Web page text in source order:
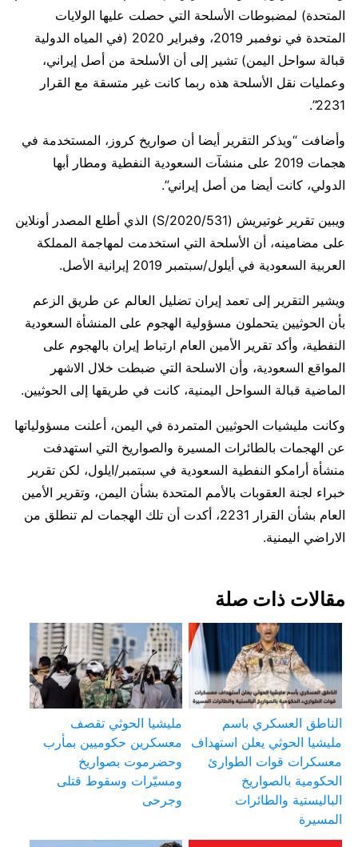
المتحدة) لمضبوطات الأسلحة التي حصلت عليها الولايات
المتحدة في نوفمبر 2019، وفبراير 2020 (في المياه الدولية
قبالة سواحل اليمن) تشير إلى أن الأسلحة من أصل إيراني،
وعمليات نقل الأسلحة هذه ربما كانت غير متسقة مع القرار
2231”.
وأضافت “ويذكر التقرير أيضا أن صواريخ كروز، المستخدمة في
هجمات 2019 على منشآت السعودية النفطية ومطار أبها
الدولي، كانت أيضا من أصل إيراني”.
ويبين تقرير غوتيريش (S/2020/531) الذي أطلع المصدر أونلاين
على مضامينه، أن الأسلحة التي استخدمت لمهاجمة المملكة
العربية السعودية في أيلول/سبتمبر 2019 إيرانية الأصل.
ويشير التقرير إلى تعمد إيران تضليل العالم عن طريق الزعم
بأن الحوثيين يتحملون مسؤولية الهجوم على المنشأة السعودية
النفطية، وأكد تقرير الأمين العام ارتباط إيران بالهجوم على
المواقع السعودية، وأن الاسلحة التي ضبطت خلال الاشهر
الماضية قبالة السواحل اليمنية، كانت في طريقها إلى الحوثيين.
وكانت مليشيات الحوثيين المتمردة في اليمن، أعلنت مسؤولياتها
عن الهجمات بالطائرات المسيرة والصواريخ التي استهدفت
منشأة أرامكو النفطية السعودية في سبتمبر/ايلول، لكن تقرير
خبراء لجنة العقوبات بالأمم المتحدة بشأن اليمن، وتقرير الأمين
العام بشأن القرار 2231، أكدت أن تلك الهجمات لم تنطلق من
الاراضي اليمنية.
مقالات ذات صلة
الناطق العسكري باسم
مليشيا الحوثي يعلن استهداف
معسكرات قوات الطوارئ
الحكومية بالصواريخ
الباليستية والطائرات
المسيرة
مليشيا الحوثي تقصف
معسكرين حكوميين بمأرب
وحضرموت بصواريخ
ومسيّرات وسقوط قتلى
وجرحى